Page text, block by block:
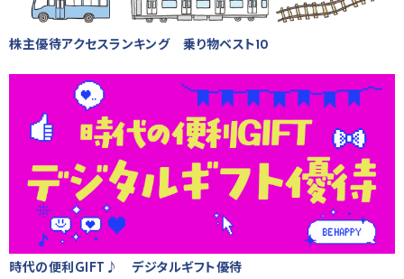
株主優待アクセスランキング 乗り物ベスト10
時代の便利GIFT♪ デジタルギフト優待